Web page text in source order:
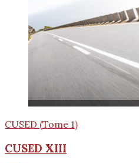
CUSED (Tome 1)
CUSED XIII